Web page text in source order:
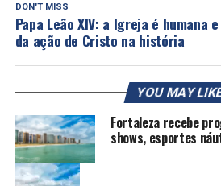
DON'T MISS
Papa Leão XIV: a Igreja é humana
da ação de Cristo na história
YOU MAY
Fortaleza recebe
shows, esportes